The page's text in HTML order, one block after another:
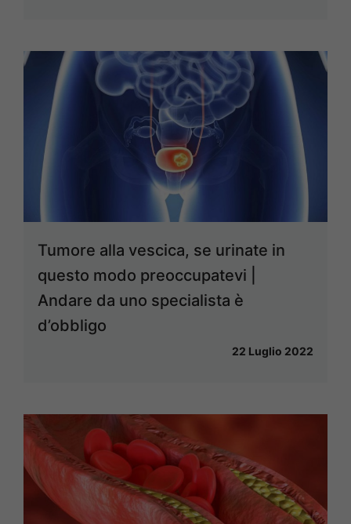
Tumore alla vescica, se urinate in
questo modo preoccupatevi |
Andare da uno specialista è
d’obbligo
22 Luglio 2022